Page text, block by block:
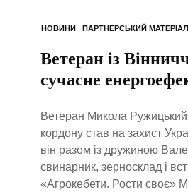
НОВИНИ ПАРТНЕРСЬКИЙ МАТЕРІАЛ
Ветеран із
сучасне
Ветеран Микола Ружицький
кордону став на захист
він разом із дружиною
свинарник, зерносклад і
«Агрокебети. Рости своє»